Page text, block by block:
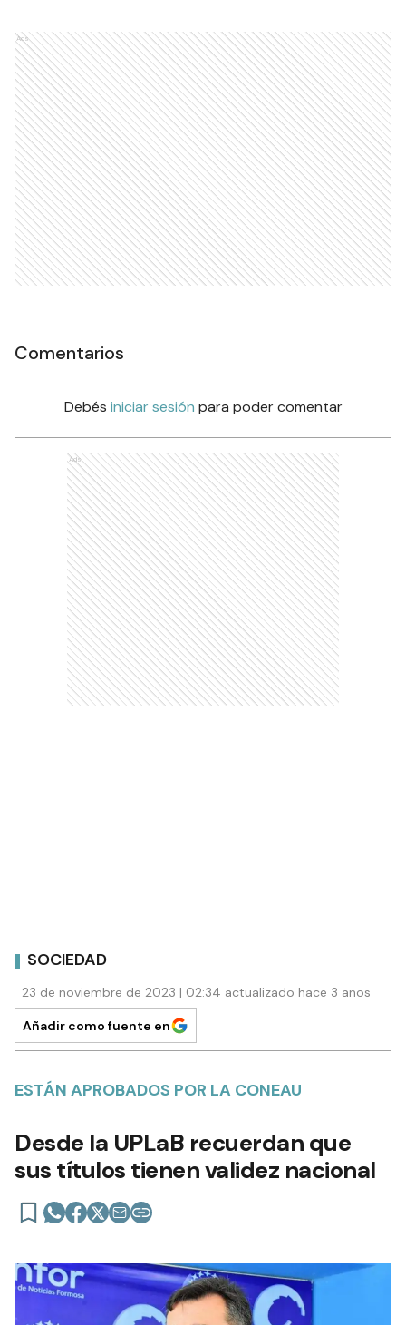
Ads
Comentarios
Debés iniciar sesión para poder comentar
Ads
SOCIEDAD
23 de noviembre de 2023 | 02:34 actualizado hace 3 años
Añadir como fuente en
ESTÁN APROBADOS POR LA CONEAU
Desde la UPLaB recuerdan que
sus títulos tienen validez nacional